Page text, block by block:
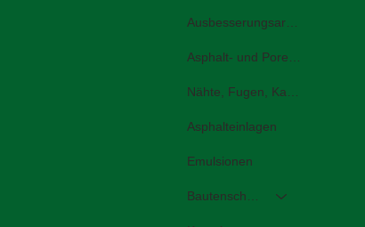
Ausbesserungsarbeiten
Asphalt- und Porenversiegelung
Nähte, Fugen, Kanten
Asphalteinlagen
Emulsionen
Bautenschutz